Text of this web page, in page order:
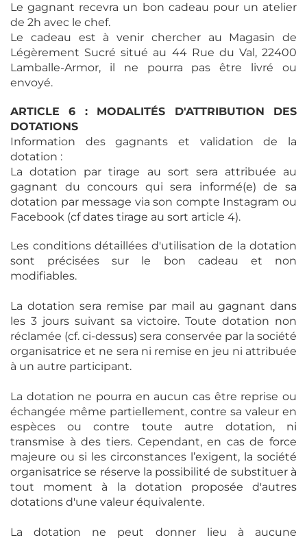
Le gagnant recevra un bon cadeau pour un atelier
de 2h avec le chef.
Le cadeau est à venir chercher au Magasin de
Légèrement Sucré situé au 44 Rue du Val, 22400
Lamballe-Armor, il ne pourra pas être livré ou
envoyé.
ARTICLE 6 : MODALITÉS D'ATTRIBUTION DES
DOTATIONS
Information des gagnants et validation de la
dotation :
La dotation par tirage au sort sera attribuée au
gagnant du concours qui sera informé(e) de sa
dotation par message via son compte Instagram ou
Facebook (cf dates tirage au sort article 4).
Les conditions détaillées d'utilisation de la dotation
sont précisées sur le bon cadeau et non
modifiables.
La dotation sera remise par mail au gagnant dans
les 3 jours suivant sa victoire. Toute dotation non
réclamée (cf. ci-dessus) sera conservée par la société
organisatrice et ne sera ni remise en jeu ni attribuée
à un autre participant.
La dotation ne pourra en aucun cas être reprise ou
échangée même partiellement, contre sa valeur en
espèces ou contre toute autre dotation, ni
transmise à des tiers. Cependant, en cas de force
majeure ou si les circonstances l’exigent, la société
organisatrice se réserve la possibilité de substituer à
tout moment à la dotation proposée d'autres
dotations d'une valeur équivalente.
La dotation ne peut donner lieu à aucune